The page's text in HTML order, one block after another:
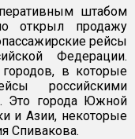
штабом
открыл продажу
рейсы
Федерации.
в которые
российскими
Это города Южной
и Азии, некоторые
Спивакова.